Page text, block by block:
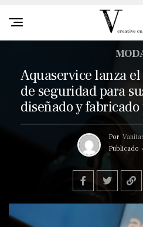
Aquaservice lanza
de seguridad para
diseñado y
Por
Publicado